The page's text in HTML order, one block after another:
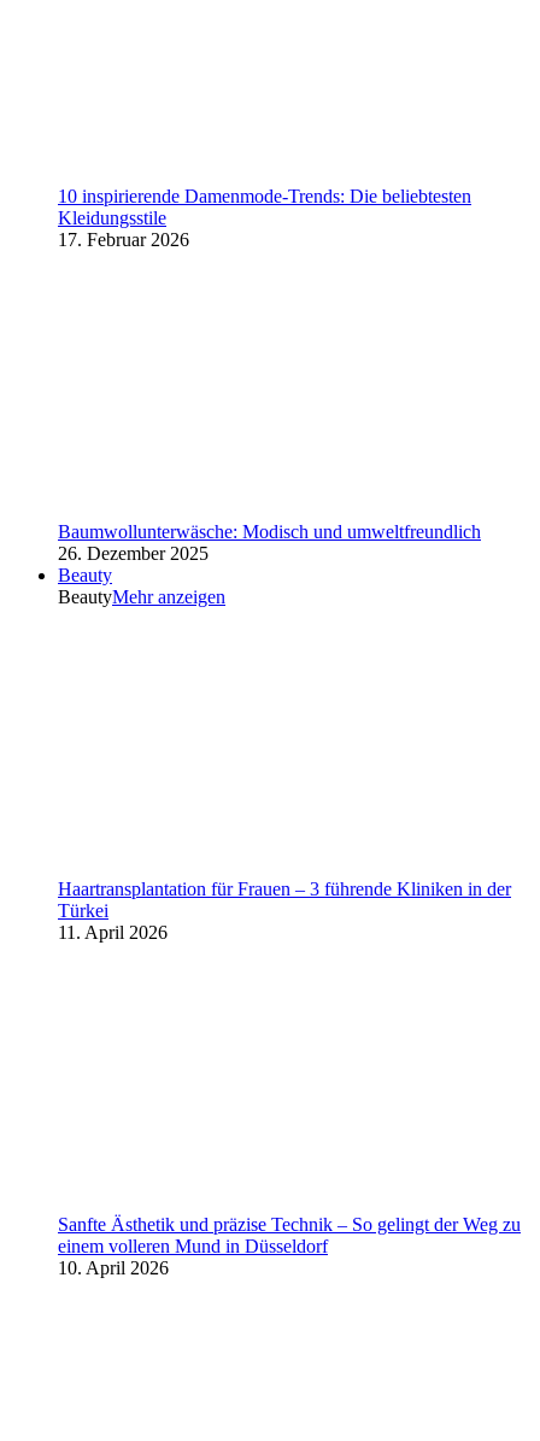
10 inspirierende Damenmode-Trends: Die beliebtesten
Kleidungsstile
17. Februar 2026
Baumwollunterwäsche: Modisch und umweltfreundlich
26. Dezember 2025
Beauty
BeautyMehr anzeigen
Haartransplantation für Frauen – 3 führende Kliniken in der
Türkei
11. April 2026
Sanfte Ästhetik und präzise Technik – So gelingt der Weg zu
einem volleren Mund in Düsseldorf
10. April 2026